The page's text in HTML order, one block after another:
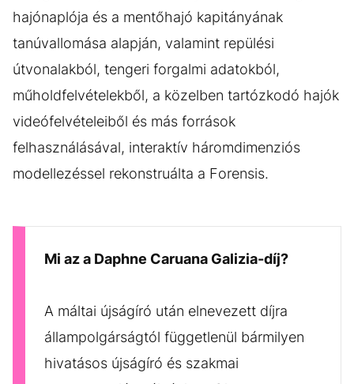
hajónaplója és a mentőhajó kapitányának
tanúvallomása alapján, valamint repülési
útvonalakból, tengeri forgalmi adatokból,
műholdfelvételekből, a közelben tartózkodó hajók
videófelvételeiből és más források
felhasználásával, interaktív háromdimenziós
modellezéssel rekonstruálta a Forensis.
Mi az a Daphne Caruana Galizia-díj?
A máltai újságíró után elnevezett díjra
állampolgárságtól függetlenül bármilyen
hivatásos újságíró és szakmai